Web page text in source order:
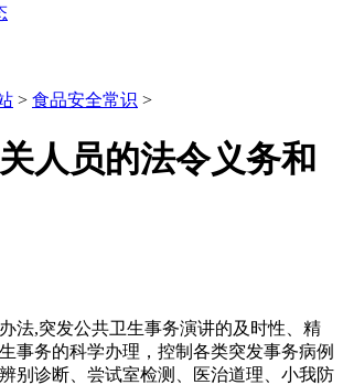
> 食品安全常识 >
人员的法令义务和
,突发公共卫生事务演讲的及时性、精
事务的科学办理，控制各类突发事务病例
别诊断、尝试室检测、医治道理、小我防